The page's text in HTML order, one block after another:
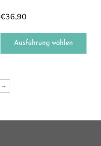
€36,90
Ausführung wählen
→